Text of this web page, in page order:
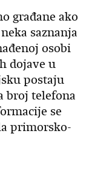
građane ako
saznanja
osobi
dojave u
postaju
broj telefona
se
primorsko-